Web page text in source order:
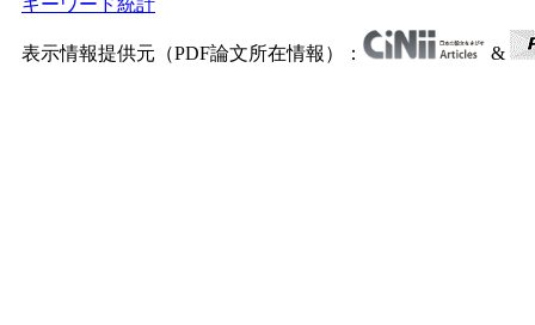
キーワード統計
表示情報提供元（PDF論文所在情報）： &